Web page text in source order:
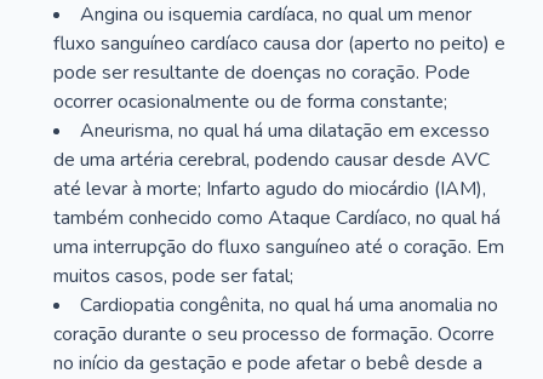
Angina ou isquemia cardíaca, no qual um menor
fluxo sanguíneo cardíaco causa dor (aperto no peito) e
pode ser resultante de doenças no coração. Pode
ocorrer ocasionalmente ou de forma constante;
Aneurisma, no qual há uma dilatação em excesso
de uma artéria cerebral, podendo causar desde AVC
até levar à morte; Infarto agudo do miocárdio (IAM),
também conhecido como Ataque Cardíaco, no qual há
uma interrupção do fluxo sanguíneo até o coração. Em
muitos casos, pode ser fatal;
Cardiopatia congênita, no qual há uma anomalia no
coração durante o seu processo de formação. Ocorre
no início da gestação e pode afetar o bebê desde a